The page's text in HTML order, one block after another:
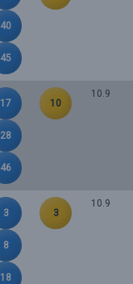
40
45
17
28
46
10
10.9
3
8
18
3
10.9